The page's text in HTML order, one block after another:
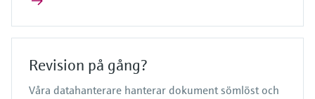
Revision på gång?
Våra datahanterare hanterar dokument sömlöst och